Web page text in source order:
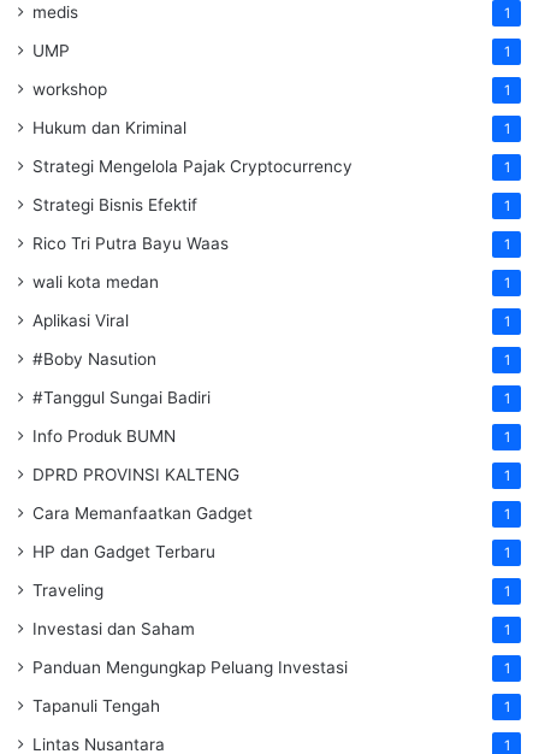
medis 1
UMP 1
workshop 1
Hukum dan Kriminal 1
Strategi Mengelola Pajak Cryptocurrency 1
Strategi Bisnis Efektif 1
Rico Tri Putra Bayu Waas 1
wali kota medan 1
Aplikasi Viral 1
#Boby Nasution 1
#Tanggul Sungai Badiri 1
Info Produk BUMN 1
DPRD PROVINSI KALTENG 1
Cara Memanfaatkan Gadget 1
HP dan Gadget Terbaru 1
Traveling 1
Investasi dan Saham 1
Panduan Mengungkap Peluang Investasi 1
Tapanuli Tengah 1
Lintas Nusantara 1